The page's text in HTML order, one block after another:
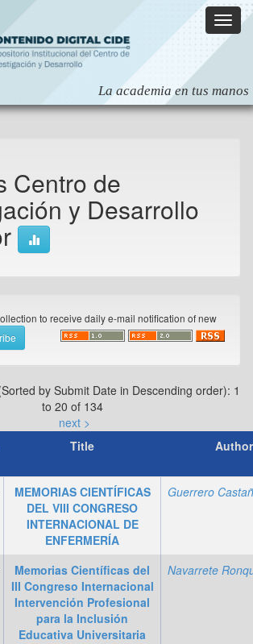
Centro de
y Desarrollo
to receive daily e-mail notification of new
by Submit Date in Descending order): 1
to 20 of 134
next >
Title
MEMORIAS CIENTÍFICAS
DEL VIII CONGRESO
INTERNACIONAL DE
ENFERMERÍA
Memorias Científicas del
III Congreso Internacional
Intervención Profesional
para la Inclusión
Educativa Universitaria